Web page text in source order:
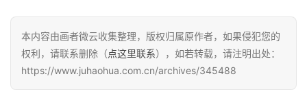
本内容由画者微云收集整理，版权归属原作者，如果侵犯您的
权利，请联系删除（点这里联系），如若转载，请注明出处：
https://www.juhaohua.com.cn/archives/345488